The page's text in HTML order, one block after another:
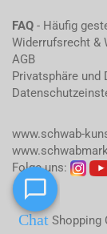
FAQ - Häufig
Widerrufsrecht &
AGB
Privatsphäre und
www.schwab-
Folge uns:
Shopping